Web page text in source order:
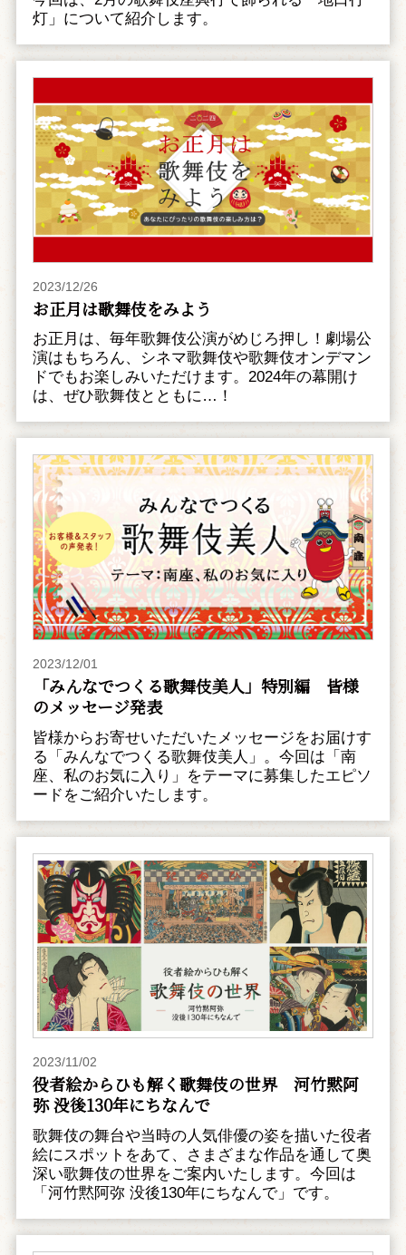
灯」について紹介します。
2023/12/26
お正月は歌舞伎をみよう
お正月は、毎年歌舞伎公演がめじろ押し！劇場公
演はもちろん、シネマ歌舞伎や歌舞伎オンデマン
ドでもお楽しみいただけます。2024年の幕開け
は、ぜひ歌舞伎とともに…！
2023/12/01
「みんなでつくる歌舞伎美人」特別編 皆様
のメッセージ発表
皆様からお寄せいただいたメッセージをお届けす
る「みんなでつくる歌舞伎美人」。今回は「南
座、私のお気に入り」をテーマに募集したエピソ
ードをご紹介いたします。
2023/11/02
役者絵からひも解く歌舞伎の世界 河竹黙阿
弥 没後130年にちなんで
歌舞伎の舞台や当時の人気俳優の姿を描いた役者
絵にスポットをあて、さまざまな作品を通して奥
深い歌舞伎の世界をご案内いたします。今回は
「河竹黙阿弥 没後130年にちなんで」です。